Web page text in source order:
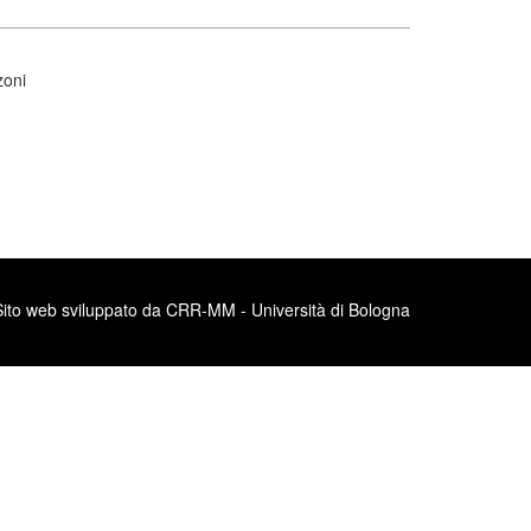
web sviluppato da CRR-MM - Università di Bologna